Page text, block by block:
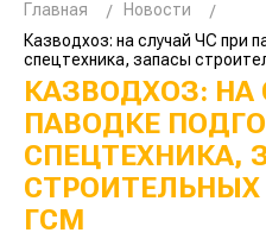
Главная
Новости
Казводхоз: на случай ЧС при
спецтехника, запасы
КАЗВОДХОЗ: НА
ПАВОДКЕ
СПЕЦТЕХНИКА,
ГСМ